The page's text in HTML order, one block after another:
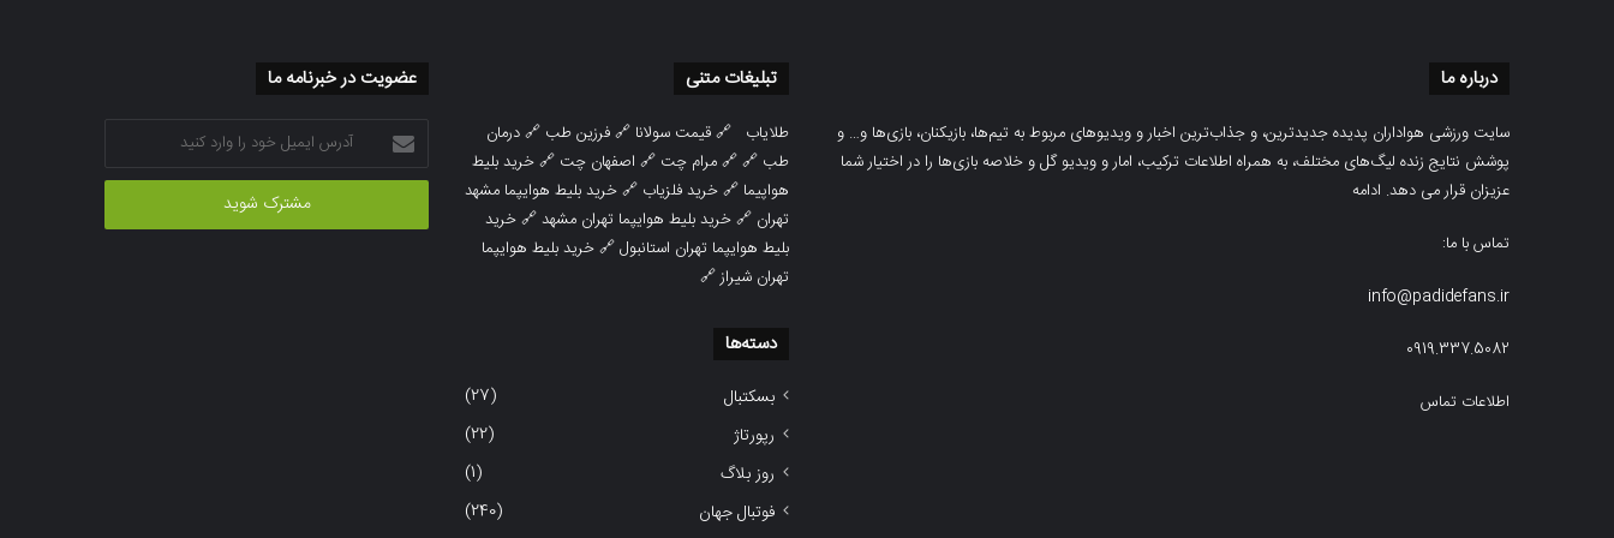
درباره ما
سایت ورزشی هواداران پدیده جدیدترین، و جذاب‌ترین اخبار و ویدیوهای مربوط به تیم‌ها، بازیکنان، بازی‌ها و… و
پوشش نتایج زنده لیگ‌های مختلف، به همراه اطلاعات ترکیب، امار و ویدیو‌‌ گل‌ و خلاصه بازی‌ها را در اختیار شما
عزیزان قرار می دهد. ادامه
تماس با ما:
info@padidefans.ir
0919.337.5082
اطلاعات تماس
تبلیغات متنی
طلایاب 🔗قیمت سولانا 🔗فرزین طب 🔗درمان
طب 🔗 🔗مرام چت 🔗 اصفهان چت 🔗خرید بلیط
هواپیما 🔗خرید فلزیاب 🔗خرید بلیط هوایپما مشهد
تهران 🔗خرید بلیط هوایپما تهران مشهد🔗خرید
بلیط هوایپما تهران استانبول🔗خرید بلیط هوایپما
تهران شیراز🔗
دسته‌ها
بسکتبال
(27)
رپورتاژ
(22)
روز بلاگ
(1)
فوتبال جهان
(240)
عضویت در خبرنامه ما
آدرس
ایمیل
خود
وارد